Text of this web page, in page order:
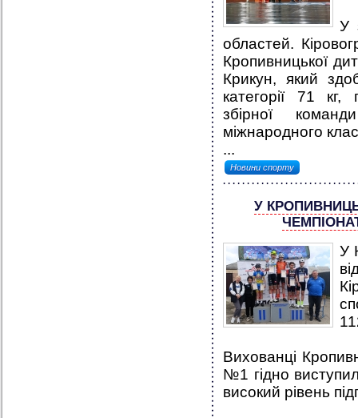
У
областей.
Кропивницької
Крикун, який
категорії 71
збірної
міжнародного
...
Новини спорту
У
У
Вихованці
№1 гідно
високий рівень